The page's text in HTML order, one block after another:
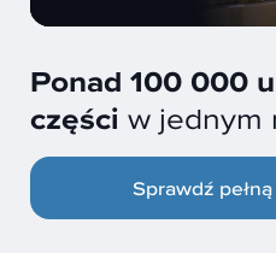
Ponad 100 000
części w jednym
Sprawdź